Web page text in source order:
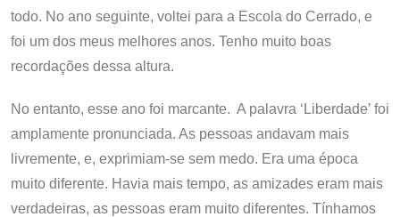
todo. No ano seguinte, voltei para a Escola do Cerrado, e
foi um dos meus melhores anos. Tenho muito boas
recordações dessa altura.
No entanto, esse ano foi marcante. A palavra ‘Liberdade’ foi
amplamente pronunciada. As pessoas andavam mais
livremente, e, exprimiam-se sem medo. Era uma época
muito diferente. Havia mais tempo, as amizades eram mais
verdadeiras, as pessoas eram muito diferentes. Tínhamos